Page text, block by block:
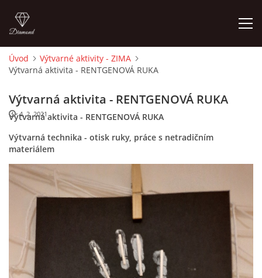
ÚVOD
O MĚ
FOTOALBUM
DĚJINY VÝTVARNÉHO UMĚNÍ
NOVINKY ZE ŠKOLSTVÍ 2025
ROČNÍ PLÁN - INSPIRACE /DLE NOVÉHO RVP PV 2025
Úvod
Výtvarné aktivity - ZIMA
Výtvarná aktivita - RENTGENOVÁ RUKA
Výtvarná aktivita - RENTGENOVÁ RUKA
Výtvarná aktivita - RENTGENOVÁ RUKA
Výtvarná technika - otisk ruky, práce s netradičním
materiálem
4. 2. 2021